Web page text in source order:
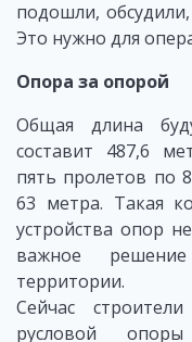
подошли,
Это нужно для
Опора за опорой
Общая длина
составит 487,6
пять пролетов по
63 метра. Такая
устройства опор
важное
территории.
Сейчас
русловой